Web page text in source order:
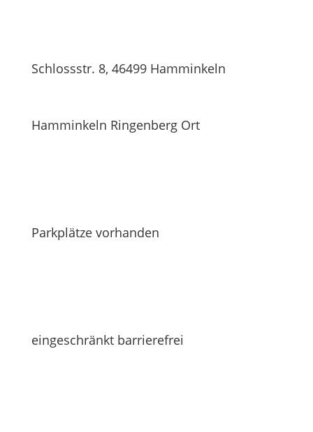
Schlossstr. 8, 46499 Hamminkeln
Hamminkeln Ringenberg Ort
Parkplätze vorhanden
eingeschränkt barrierefrei